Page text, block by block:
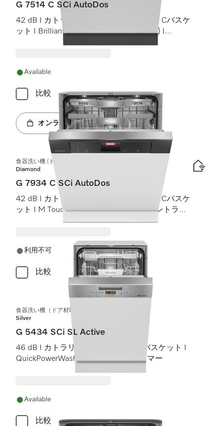
G 7514 C SCi AutoDos
42 dB I カトラリートレイ I MaxiComfort Cバスケ
ット I BrilliantLight (ブリリアントライト) I
Available
比較
オンラインショップへ
食器洗い機 (ドア材取付専用タイプ)
Diamond
G 7934 C SCi AutoDos
42 dB I カトラリートレイ I MaxiComfort Cバスケ
ット I M Touch I BrilliantLight (ブリリアントライ
利用不可
比較
食器洗い機（ドア材取付専用タイプ、45 cm）
Silver
G 5434 SCi SL Active
46 dB I カトラリートレイ I Comfortバスケット I
QuickPowerWash I スタート予約タイマー
Available
比較